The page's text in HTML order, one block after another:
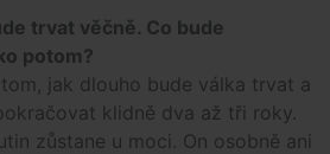
trvat věčně. Co bude
potom?
jak dlouho bude válka trvat a
klidně dva až tři roky.
zůstane u moci. On osobně ani